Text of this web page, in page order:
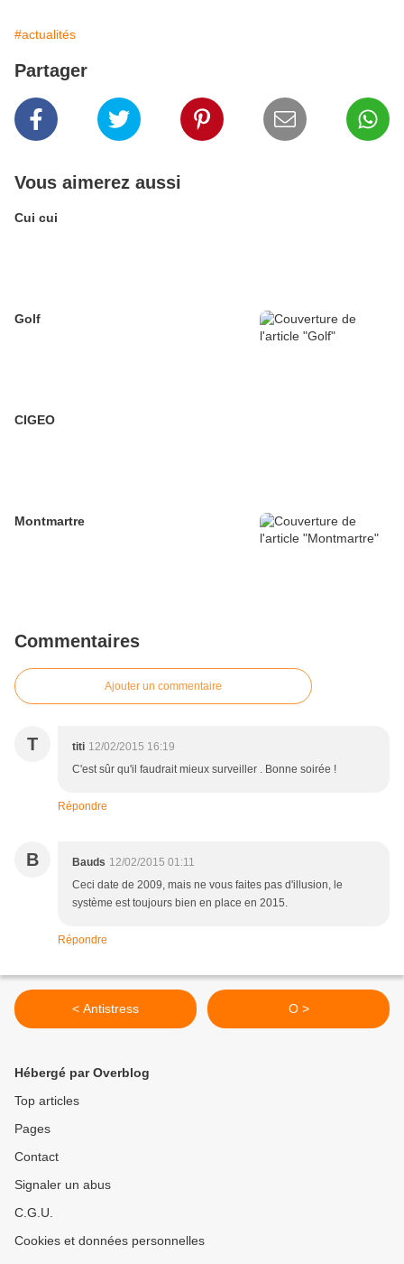
#actualités
Partager
Vous aimerez aussi
Cui cui
Golf
CIGEO
Montmartre
Commentaires
Ajouter un commentaire
T titi 12/02/2015 16:19
C'est sûr qu'il faudrait mieux surveiller . Bonne soirée !
Répondre
B Bauds 12/02/2015 01:11
Ceci date de 2009, mais ne vous faites pas d'illusion, le
système est toujours bien en place en 2015.
Répondre
< Antistress O >
Hébergé par Overblog
Top articles
Pages
Contact
Signaler un abus
C.G.U.
Cookies et données personnelles